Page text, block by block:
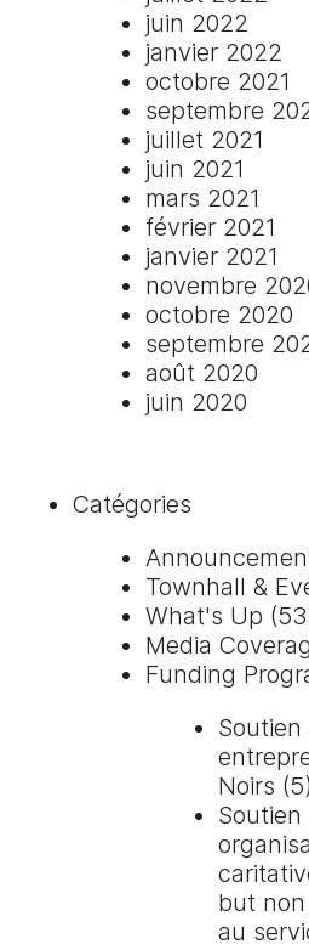
juin 2022
janvier 2022
octobre 2021
septembre
juillet 2021
juin 2021
mars 2021
février 2021
janvier 2021
novembre
octobre 2020
septembre
août 2020
juin 2020
Catégories
Townhall &
What's Up
Media
Funding
Soutien
Noirs (5)
Soutien
but
au